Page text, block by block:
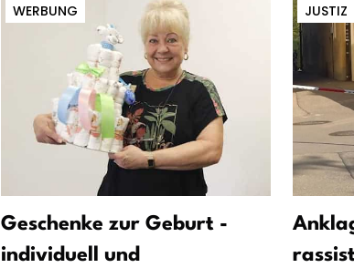
WERBUNG
Geschenke zur Geburt -
individuell und
JUSTIZ